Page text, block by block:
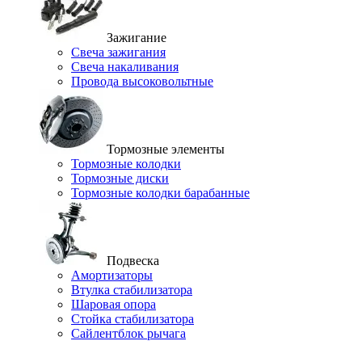
Зажигание
Свеча зажигания
Свеча накаливания
Провода высоковольтные
Тормозные элементы
Тормозные колодки
Тормозные диски
Тормозные колодки барабанные
Подвеска
Амортизаторы
Втулка стабилизатора
Шаровая опора
Стойка стабилизатора
Сайлентблок рычага